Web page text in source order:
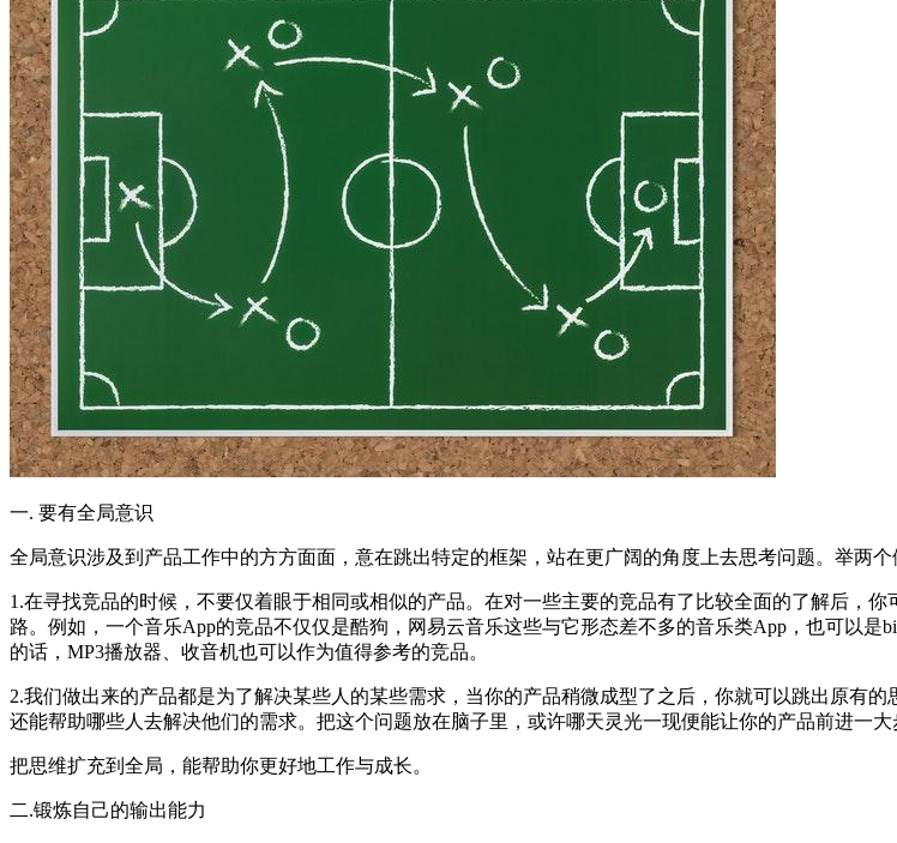
一. 要有全局意识
全局意识涉及到产品工作中的方方面面，意在跳出特定的框架，站在更广阔的角度上去思考问题。举两个
1.在寻找竞品的时候，不要仅着眼于相同或相似的产品。在对一些主要的竞品有了比较全面的了解后，
路。例如，一个音乐App的竞品不仅仅是酷狗，网易云音乐这些与它形态差不多的音乐类App，也可以
的话，MP3播放器、收音机也可以作为值得参考的竞品。
2.我们做出来的产品都是为了解决某些人的某些需求，当你的产品稍微成型了之后，你就可以跳出原有
还能帮助哪些人去解决他们的需求。把这个问题放在脑子里，或许哪天灵光一现便能让你的产品前进一大
把思维扩充到全局，能帮助你更好地工作与成长。
二.锻炼自己的输出能力